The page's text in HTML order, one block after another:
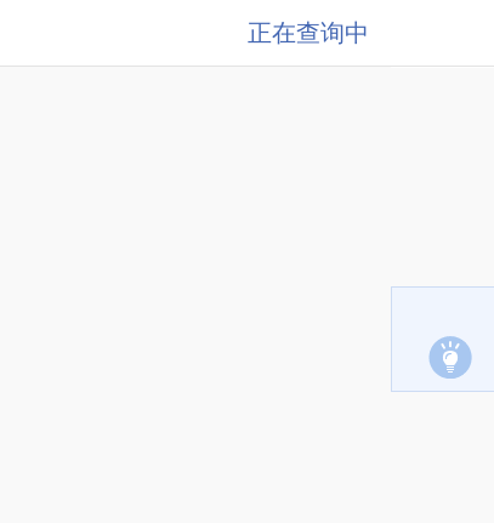
正在查询中